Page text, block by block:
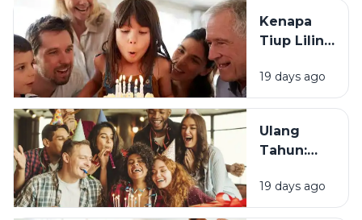
Kenapa
Tiup Lilin
Tradisi
Saat Ulang
19 days ago
Ulang
Tahun:
Momen
Bertambah
19 days ago